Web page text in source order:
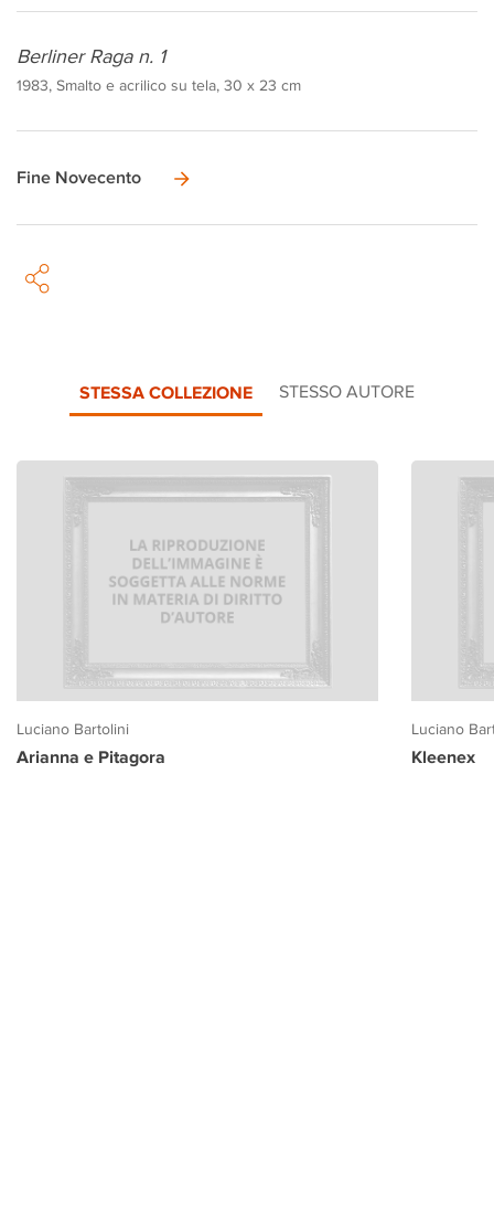
Berliner Raga n. 1
1983, Smalto e acrilico su tela, 30 x 23 cm
Fine Novecento
STESSA COLLEZIONE STESSO AUTORE
Luciano Bartolini
Arianna e Pitagora
Luciano
Kleenex